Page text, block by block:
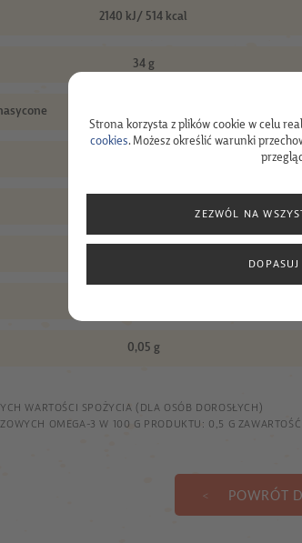
2140 kJ/ 514 kcal
34 g
0,05 g
WARTOŚCI SPOŻYCIA (DLA OSÓB DOROSŁYCH)
OMEGA-3 W 100 G PRODUKTU: 0,5 G
POWRÓT
Strona korzysta z plików cookie w celu
cookies. Możesz określić warunki
ZEZWÓL NA